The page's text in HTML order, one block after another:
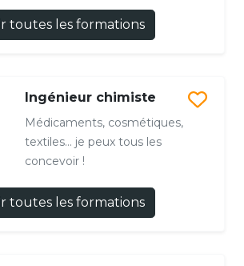
toutes les formations
Ingénieur chimiste
Médicaments, cosmétiques,
textiles… je peux tous les
concevoir !
toutes les formations